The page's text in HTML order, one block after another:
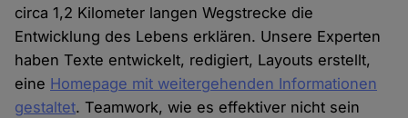
circa 1,2 Kilometer langen Wegstrecke die
Entwicklung des Lebens erklären. Unsere Experten
haben Texte entwickelt, redigiert, Layouts erstellt,
eine Homepage mit weitergehenden Informationen
gestaltet. Teamwork, wie es effektiver nicht sein